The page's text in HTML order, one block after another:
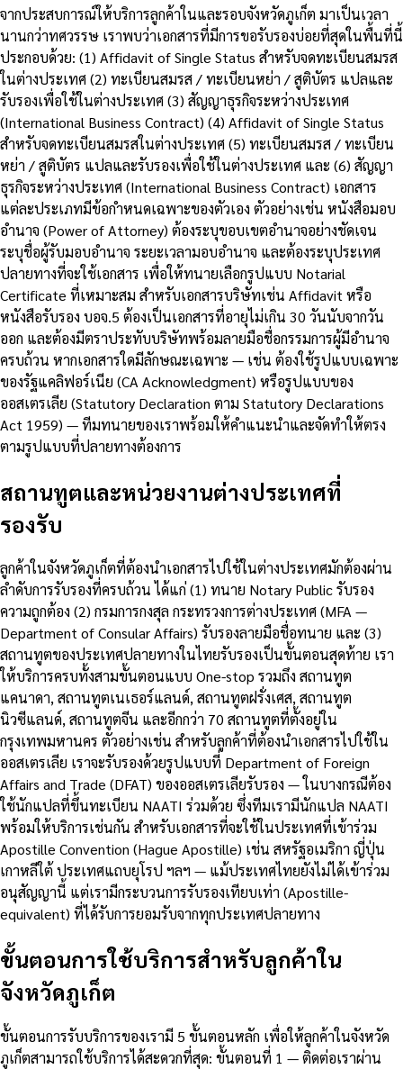
จากประสบการณ์ให้บริการลูกค้าในและรอบจังหวัดภูเก็ต มาเป็นเวลา
นานกว่าทศวรรษ เราพบว่าเอกสารที่มีการขอรับรองบ่อยที่สุดในพื้นที่นี้
ประกอบด้วย: (1) Affidavit of Single Status สำหรับจดทะเบียนสมรส
ในต่างประเทศ (2) ทะเบียนสมรส / ทะเบียนหย่า / สูติบัตร แปลและ
รับรองเพื่อใช้ในต่างประเทศ (3) สัญญาธุรกิจระหว่างประเทศ
(International Business Contract) (4) Affidavit of Single Status
สำหรับจดทะเบียนสมรสในต่างประเทศ (5) ทะเบียนสมรส / ทะเบียน
หย่า / สูติบัตร แปลและรับรองเพื่อใช้ในต่างประเทศ และ (6) สัญญา
ธุรกิจระหว่างประเทศ (International Business Contract) เอกสาร
แต่ละประเภทมีข้อกำหนดเฉพาะของตัวเอง ตัวอย่างเช่น หนังสือมอบ
อำนาจ (Power of Attorney) ต้องระบุขอบเขตอำนาจอย่างชัดเจน
ระบุชื่อผู้รับมอบอำนาจ ระยะเวลามอบอำนาจ และต้องระบุประเทศ
ปลายทางที่จะใช้เอกสาร เพื่อให้ทนายเลือกรูปแบบ Notarial
Certificate ที่เหมาะสม สำหรับเอกสารบริษัทเช่น Affidavit หรือ
หนังสือรับรอง บอจ.5 ต้องเป็นเอกสารที่อายุไม่เกิน 30 วันนับจากวัน
ออก และต้องมีตราประทับบริษัทพร้อมลายมือชื่อกรรมการผู้มีอำนาจ
ครบถ้วน หากเอกสารใดมีลักษณะเฉพาะ — เช่น ต้องใช้รูปแบบเฉพาะ
ของรัฐแคลิฟอร์เนีย (CA Acknowledgment) หรือรูปแบบของ
ออสเตรเลีย (Statutory Declaration ตาม Statutory Declarations
Act 1959) — ทีมทนายของเราพร้อมให้คำแนะนำและจัดทำให้ตรง
ตามรูปแบบที่ปลายทางต้องการ
สถานทูตและหน่วยงานต่างประเทศที่
รองรับ
ลูกค้าในจังหวัดภูเก็ตที่ต้องนำเอกสารไปใช้ในต่างประเทศมักต้องผ่าน
ลำดับการรับรองที่ครบถ้วน ได้แก่ (1) ทนาย Notary Public รับรอง
ความถูกต้อง (2) กรมการกงสุล กระทรวงการต่างประเทศ (MFA —
Department of Consular Affairs) รับรองลายมือชื่อทนาย และ (3)
สถานทูตของประเทศปลายทางในไทยรับรองเป็นขั้นตอนสุดท้าย เรา
ให้บริการครบทั้งสามขั้นตอนแบบ One-stop รวมถึง สถานทูต
แคนาดา, สถานทูตเนเธอร์แลนด์, สถานทูตฝรั่งเศส, สถานทูต
นิวซีแลนด์, สถานทูตจีน และอีกกว่า 70 สถานทูตที่ตั้งอยู่ใน
กรุงเทพมหานคร ตัวอย่างเช่น สำหรับลูกค้าที่ต้องนำเอกสารไปใช้ใน
ออสเตรเลีย เราจะรับรองด้วยรูปแบบที่ Department of Foreign
Affairs and Trade (DFAT) ของออสเตรเลียรับรอง — ในบางกรณีต้อง
ใช้นักแปลที่ขึ้นทะเบียน NAATI ร่วมด้วย ซึ่งทีมเรามีนักแปล NAATI
พร้อมให้บริการเช่นกัน สำหรับเอกสารที่จะใช้ในประเทศที่เข้าร่วม
Apostille Convention (Hague Apostille) เช่น สหรัฐอเมริกา ญี่ปุ่น
เกาหลีใต้ ประเทศแถบยุโรป ฯลฯ — แม้ประเทศไทยยังไม่ได้เข้าร่วม
อนุสัญญานี้ แต่เรามีกระบวนการรับรองเทียบเท่า (Apostille-
equivalent) ที่ได้รับการยอมรับจากทุกประเทศปลายทาง
ขั้นตอนการใช้บริการสำหรับลูกค้าใน
จังหวัดภูเก็ต
ขั้นตอนการรับบริการของเรามี 5 ขั้นตอนหลัก เพื่อให้ลูกค้าในจังหวัด
ภูเก็ตสามารถใช้บริการได้สะดวกที่สุด: ขั้นตอนที่ 1 — ติดต่อเราผ่าน